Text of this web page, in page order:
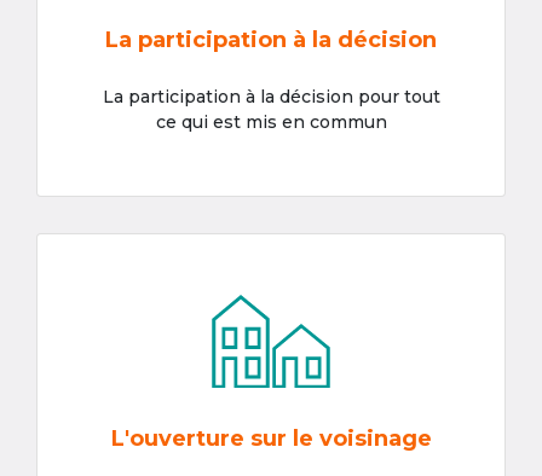
La participation à la décision
La participation à la décision pour tout
ce qui est mis en commun
L'ouverture sur le voisinage